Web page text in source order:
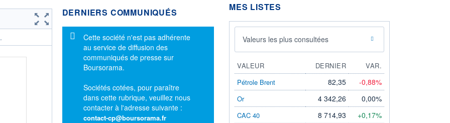
DERNIERS COMMUNIQUÉS
Message d'information
Cette société n'est pas adhérente
au service de diffusion des
communiqués de presse sur
Boursorama.
Sociétés cotées, pour paraître
dans cette rubrique, veuillez nous
contacter à l'adresse suivante :
contact-cp@boursorama.fr
MES LISTES
Valeurs les plus consultées
VALEUR DERNIER
VAR.
Pétrole Brent
82,35 -0,88%
Or 4 342,26 0,00%
CAC 40 8 714,93 +0,17%